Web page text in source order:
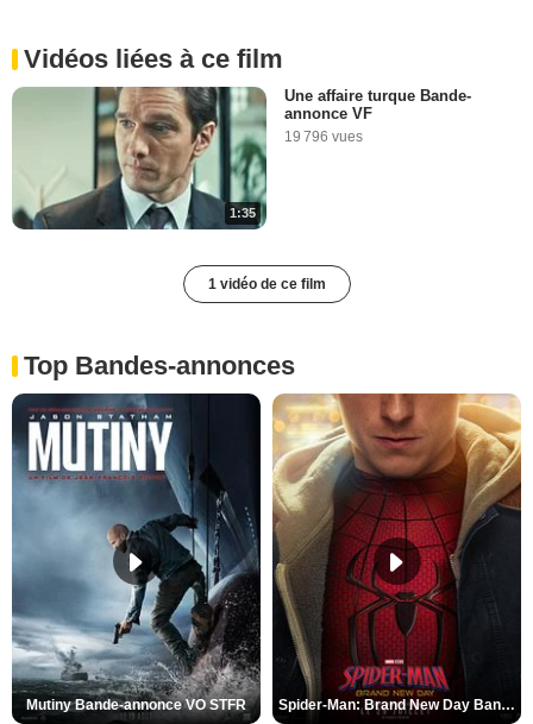
Vidéos liées à ce film
1:35
Une affaire turque Bande-
annonce VF
19 796 vues
1 vidéo de ce film
Top Bandes-annonces
Mutiny Bande-annonce VO STFR Spider-Man: Brand New Day Bande-annonce VO STFR